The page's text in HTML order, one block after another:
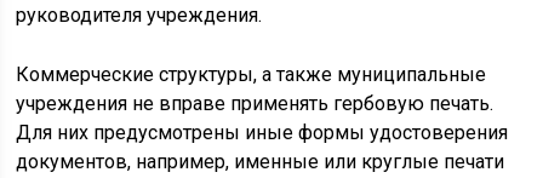
руководителя учреждения.
Коммерческие структуры, а также муниципальные
учреждения не вправе применять гербовую печать.
Для них предусмотрены иные формы удостоверения
документов, например, именные или круглые печати